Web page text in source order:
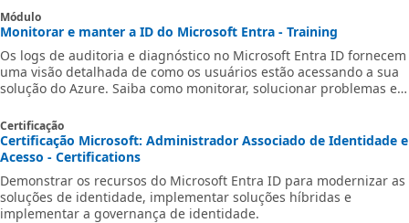
Módulo
Monitorar e manter a ID do Microsoft Entra - Training
Os logs de auditoria e diagnóstico no Microsoft Entra ID fornecem
uma visão detalhada de como os usuários estão acessando a sua
solução do Azure. Saiba como monitorar, solucionar problemas e
Certificação
Certificação Microsoft: Administrador Associado de Identidade e
Acesso - Certifications
Demonstrar os recursos do Microsoft Entra ID para modernizar as
soluções de identidade, implementar soluções híbridas e
implementar a governança de identidade.